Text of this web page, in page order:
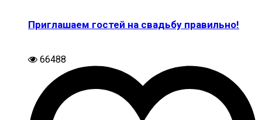
Приглашаем гостей на свадьбу правильно!
66488